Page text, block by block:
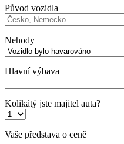
Původ vozidla
Nehody
Hlavní výbava
Kolikátý jste majitel auta?
Vaše představa o ceně